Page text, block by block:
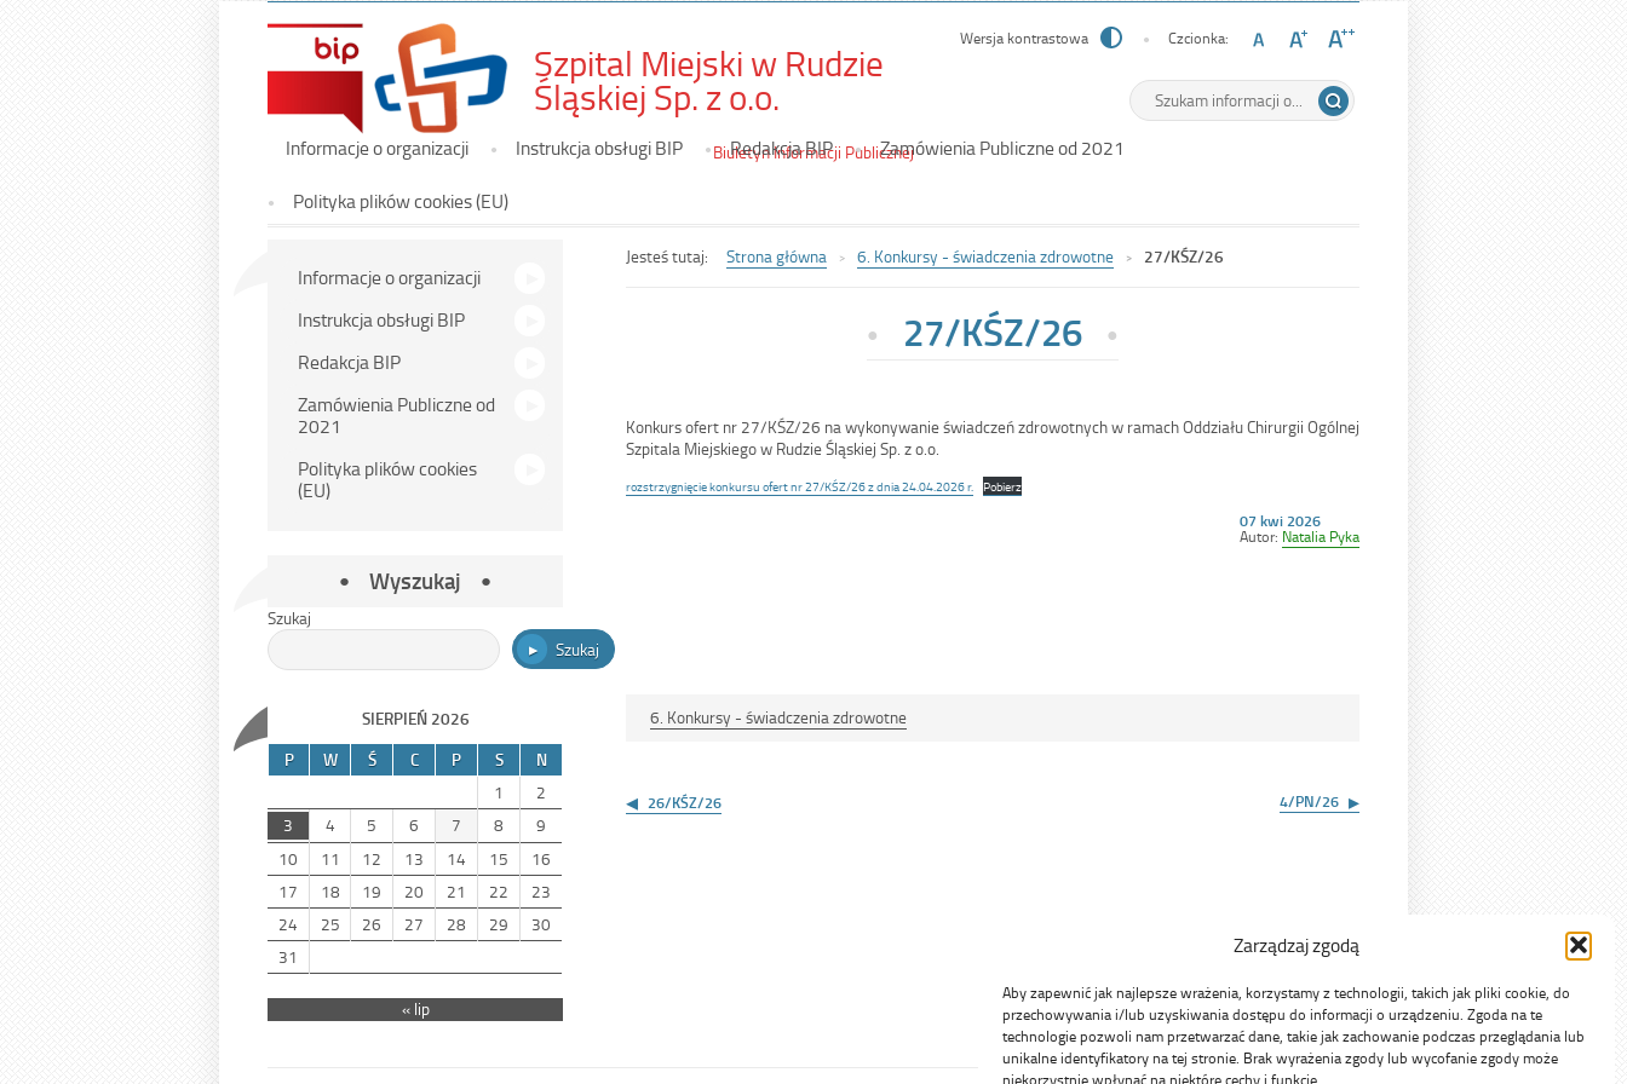
Zarządzaj zgodą
Aby zapewnić jak najlepsze wrażenia, korzystamy z technologii, takich jak pliki cookie, do
przechowywania i/lub uzyskiwania dostępu do informacji o urządzeniu. Zgoda na te
technologie pozwoli nam przetwarzać dane, takie jak zachowanie podczas przeglądania lub
unikalne identyfikatory na tej stronie. Brak wyrażenia zgody lub wycofanie zgody może
niekorzystnie wpłynąć na niektóre cechy i funkcje.
Szpital Miejski w Rudzie
Śląskiej Sp. z o.o.
27/KŚZ/26
Biuletyn Informacji Publicznej
Wersja kontrastowa Czcionka:
Wyszukiwarka
Tutaj
wpisz
Menu
główne
Informacje o organizacji Instrukcja obsługi BIP Redakcja BIP
Zamówienia Publiczne od 2021
Polityka plików cookies (EU)
Menu
główne
Informacje o organizacji
Instrukcja obsługi BIP
Redakcja BIP
Zamówienia Publiczne od
2021
Polityka plików cookies
(EU)
Wyszukaj
Szukaj
Szukaj
SIERPIEŃ 2026
P
W Ś C P S
N
1
2
3
4 5 6 7 8
9
10
11 12 13 14 15
16
17
18 19 20 21 22
23
24
25 26 27 28 29
30
31
« lip
Jesteś tutaj: Strona główna 6. Konkursy - świadczenia zdrowotne 27/KŚZ/26
27/KŚZ/26
Konkurs ofert nr 27/KŚZ/26 na wykonywanie świadczeń zdrowotnych w ramach Oddziału Chirurgii Ogólnej
Szpitala Miejskiego w Rudzie Śląskiej Sp. z o.o.
rozstrzygnięcie konkursu ofert nr 27/KŚZ/26 z dnia 24.04.2026 r. Pobierz
Opublikowano
w
07 kwi 2026
Autor: Natalia Pyka
6. Konkursy - świadczenia zdrowotne
wpisu
26/KŚZ/26 4/PN/26